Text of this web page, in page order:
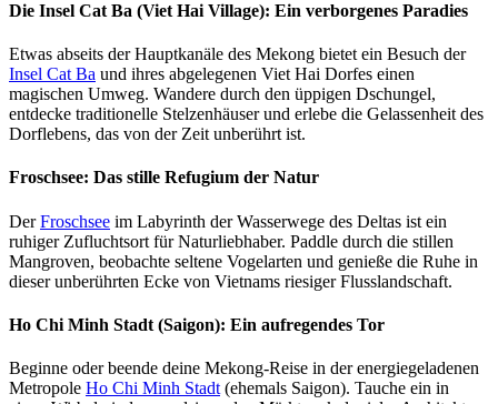
Die Insel Cat Ba (Viet Hai Village): Ein verborgenes Paradies
Etwas abseits der Hauptkanäle des Mekong bietet ein Besuch der
Insel Cat Ba und ihres abgelegenen Viet Hai Dorfes einen
magischen Umweg. Wandere durch den üppigen Dschungel,
entdecke traditionelle Stelzenhäuser und erlebe die Gelassenheit des
Dorflebens, das von der Zeit unberührt ist.
Froschsee: Das stille Refugium der Natur
DerFroschsee im Labyrinth der Wasserwege des Deltas ist ein
ruhiger Zufluchtsort für Naturliebhaber. Paddle durch die stillen
Mangroven, beobachte seltene Vogelarten und genieße die Ruhe in
dieser unberührten Ecke von Vietnams riesiger Flusslandschaft.
Ho Chi Minh Stadt (Saigon): Ein aufregendes Tor
Beginne oder beende deine Mekong-Reise in der energiegeladenen
Metropole Ho Chi Minh Stadt (ehemals Saigon). Tauche ein in